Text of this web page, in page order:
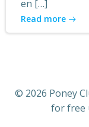
en […]
Read more
© 2026 Poney
for free